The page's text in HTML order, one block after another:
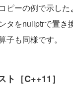
ピーの例で示し
タをnullptrで置き
子も同様です。
ト［C++11］